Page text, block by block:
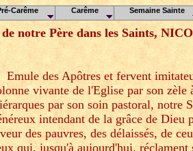
notre Père dans les Saints,
Emule des Apôtres et fervent
vivante de l'Eglise par son zèle
par son soin pastoral, notre
intendant de la grâce de Dieu
des pauvres, des délaissés, de
qui, jusqu'à aujourd'hui,
Carême Carême Semaine Sainte